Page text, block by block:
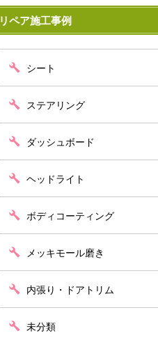
リペア施工事例
シート
ステアリング
ダッシュボード
ヘッドライト
ボディコーティング
メッキモール磨き
内張り・ドアトリム
未分類